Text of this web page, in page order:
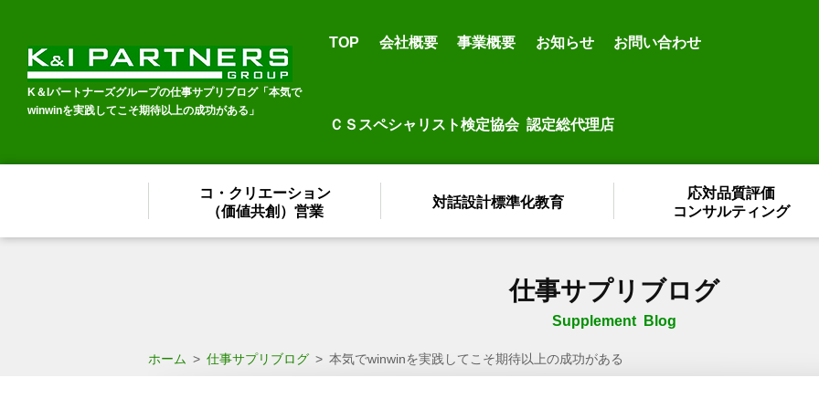
K＆Iパートナーズグループの仕事サプリブログ「本気で
winwinを実践してこそ期待以上の成功がある」
TOP 会社概要 事業概要 お知らせ お問い合わせ
ＣＳスペシャリスト検定協会 認定総代理店
コ・クリエーション
（価値共創）営業
対話設計標準化教育
応対品質評価
コンサルティング
仕事サプリブログ
Supplement Blog
ホーム > 仕事サプリブログ > 本気でwinwinを実践してこそ期待以上の成功がある